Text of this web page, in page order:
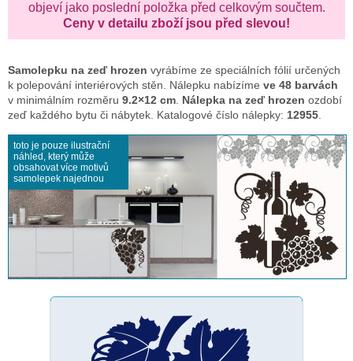
objeví jako poslední položka před celkovým součtem.
Ceny v detailu zboží jsou před slevou!
Samolepku na zeď hrozen vyrábíme ze speciálních fólií určených
k polepování interiérových stěn. Nálepku nabízíme ve 48 barvách
v minimálním rozměru 9.2×12 cm Nálepka na zeď hrozen ozdobí
zeď každého bytu či nábytek. Katalogové číslo nálepky: 12955
toto je pouze ilustrační
náhled, který může
obsahovat více motivů
samolepek najednou